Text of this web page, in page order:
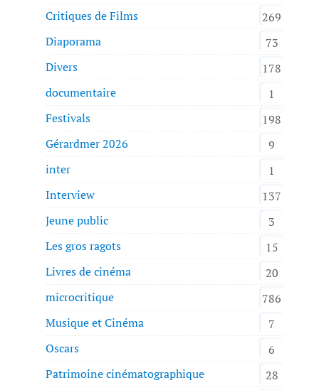
Critiques de Films
269
Diaporama
73
Divers
178
documentaire
1
Festivals
198
Gérardmer 2026
9
inter
1
Interview
137
Jeune public
3
Les gros ragots
15
Livres de cinéma
20
microcritique
786
Musique et Cinéma
7
Oscars
6
Patrimoine cinématographique
28